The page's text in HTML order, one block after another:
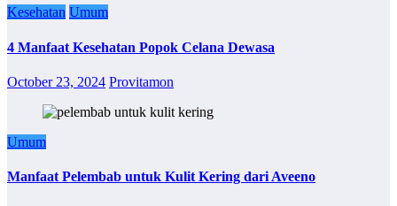
Kesehatan Umum
4 Manfaat Kesehatan Popok Celana Dewasa
October 23, 2024 Provitamon
Umum
Manfaat Pelembab untuk Kulit Kering dari Aveeno